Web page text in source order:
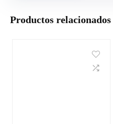
Productos relacionados